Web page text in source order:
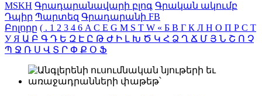
MSKH Գրադարանավարի բլոգ Գրական ակումբ
Դպիր Պարտեզ Գրադարանի FB
Բոլորը ( . 1 2 3 4 6 AC E G M S T W « Б В Г К Л Н О П Р С Т
УЯ Ա Բ Գ Դ Ե Զ Է Ը Թ Ժ Ի Լ Խ Ծ Կ Հ Ձ Ղ Ճ Մ Յ Ն Շ Ո Չ
Պ Ջ Ռ Ս Վ Տ Ր Փ Ք Օ Ֆ